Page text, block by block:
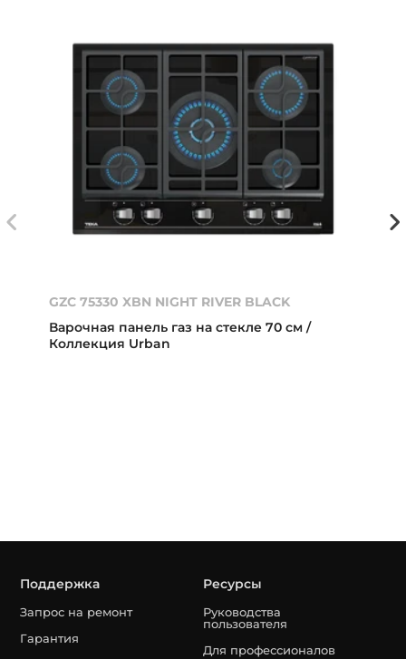
GZC 75330 XBN NIGHT RIVER BLACK
Варочная панель газ на стекле 70 см /
Коллекция Urban
Поддержка
Запрос на ремонт
Гарантия
Ресурсы
Руководства
пользователя
Для профессионалов